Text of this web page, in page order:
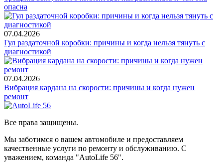
опасна
07.04.2026
Гул раздаточной коробки: причины и когда нельзя тянуть с
диагностикой
07.04.2026
Вибрация кардана на скорости: причины и когда нужен
ремонт
Все права защищены.
Мы заботимся о вашем автомобиле и предоставляем
качественные услуги по ремонту и обслуживанию. С
уважением, команда "AutoLife 56".